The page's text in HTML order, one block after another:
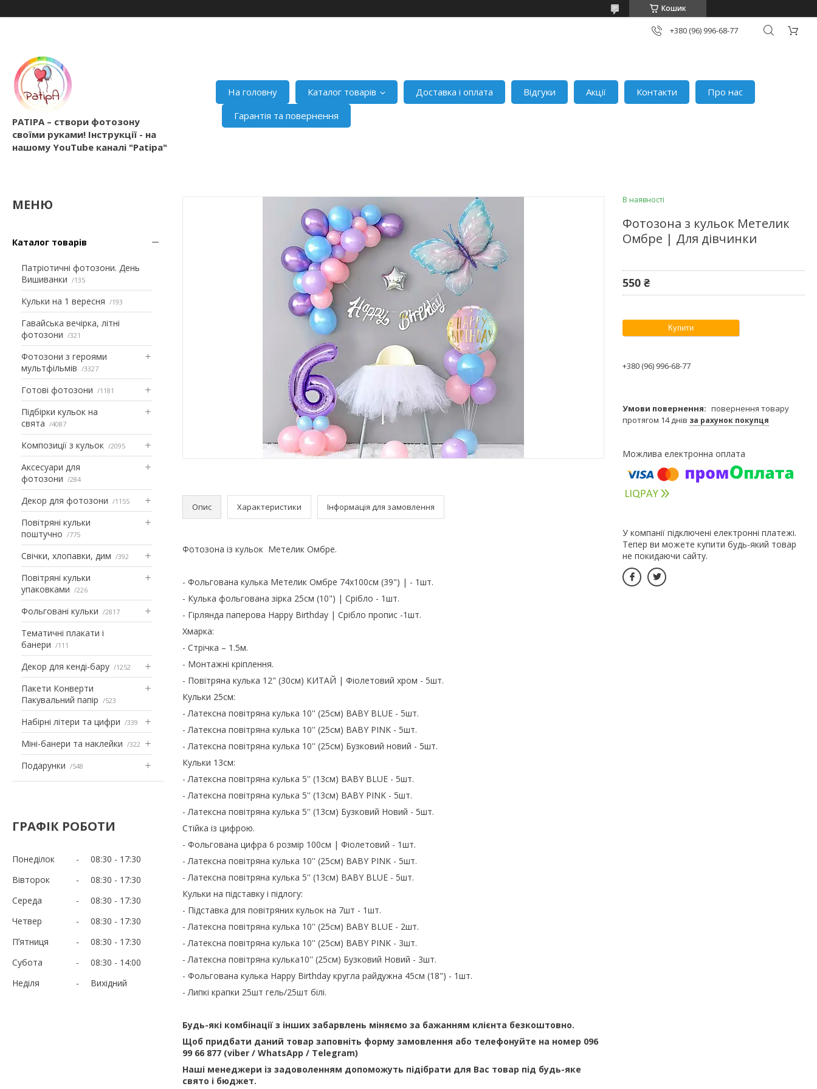
Кошик
+380 (96) 996-68-77
PATIPA – створи фотозону
своїми руками! Інструкції - на
нашому YouTube каналі "Patipa"
На головну Каталог товарів Доставка і оплата Відгуки Акції Контакти
Про нас
Гарантія та повернення
Каталог товарів
Патріотичні фотозони. День
Вишиванки
135
Кульки на 1 вересня 193
Гавайська вечірка, літні
фотозони
321
Фотозони з героями
мультфільмів
3327
Готові фотозони 1181
Підбірки кульок на
свята
4087
Композиції з кульок 2095
Аксесуари для
фотозони
284
Декор для фотозони 1155
Повітряні кульки
поштучно
775
Свічки, хлопавки, дим 392
Повітряні кульки
упаковками
226
Фольговані кульки 2817
Тематичні плакати і
банери
111
Декор для кенді-бару 1252
Пакети Конверти
Пакувальний папір
523
Набірні літери та цифри 339
Міні-банери та наклейки 322
Подарунки 548
ГРАФІК РОБОТИ
Понеділок 08:30
17:30
Вівторок
08:30
17:30
Середа
08:30
17:30
Четвер
08:30
17:30
Пʼятниця
08:30
17:30
Субота
08:30
14:00
Неділя
Вихідний
Опис Характеристики Інформація для замовлення
Фотозона із кульок Метелик Омбре.
- Фольгована кулька Метелик Омбре 74х100см (39") | - 1шт.
- Кулька фольгована зірка 25см (10") | Срібло - 1шт.
- Гірлянда паперова Happy Birthday | Срібло пропис -1шт.
Хмарка:
- Стрічка – 1.5м.
- Монтажні кріплення.
- Повітряна кулька 12" (30см) КИТАЙ | Фіолетовий хром - 5шт.
Кульки 25см:
- Латексна повітряна кулька 10'' (25см) BABY BLUE - 5шт.
- Латексна повітряна кулька 10'' (25см) BABY PINK - 5шт.
- Латексна повітряна кулька 10'' (25см) Бузковий новий - 5шт.
Кульки 13см:
- Латексна повітряна кулька 5'' (13см) BABY BLUE - 5шт.
- Латексна повітряна кулька 5'' (13см) BABY PINK - 5шт.
- Латексна повітряна кулька 5'' (13см) Бузковий Новий - 5шт.
Стійка із цифрою.
- Фольгована цифра 6 розмір 100см | Фіолетовий - 1шт.
- Латексна повітряна кулька 10'' (25см) BABY PINK - 5шт.
- Латексна повітряна кулька 5'' (13см) BABY BLUE - 5шт.
Кульки на підставку і підлогу:
- Підставка для повітряних кульок на 7шт - 1шт.
- Латексна повітряна кулька 10'' (25см) BABY BLUE - 2шт.
- Латексна повітряна кулька 10'' (25см) BABY PINK - 3шт.
- Латексна повітряна кулька10'' (25см) Бузковий Новий - 3шт.
- Фольгована кулька Happy Birthday кругла райдужна 45см (18") - 1шт.
- Липкі крапки 25шт гель/25шт білі.
Будь-які комбінації з інших забарвлень міняємо за бажанням клієнта безкоштовно.
Щоб придбати даний товар заповніть форму замовлення або телефонуйте на номер 096
99 66 877 (viber / WhatsApp / Telegram)
Наші менеджери із задоволенням допоможуть підібрати для Вас товар під будь-яке
свято і бюджет.
В наявності
Фотозона з кульок Метелик
Омбре | Для дівчинки
550 ₴
Купити
+380 (96) 996-68-77
повернення товару
протягом 14 днів за рахунок покупця
У компанії підключені електронні платежі.
Тепер ви можете купити будь-який товар
не покидаючи сайту.